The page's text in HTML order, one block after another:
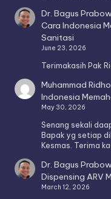
Dr. Bagus
Cara Indonesia
Sanitasi
June 23, 2026
Terimakasih Pak
Muhammad Ridho
Indonesia
May 30, 2026
Senang sekali
Bapak yg setiap
Kesmas. Terima
Dr. Bagus
Dispensing ARV
March 12, 2026